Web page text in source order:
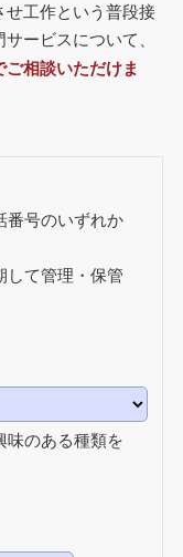
せ工作という普段接
ービスについて、
相談いただけま
番号のいずれか
して管理・保管
味のある種類を